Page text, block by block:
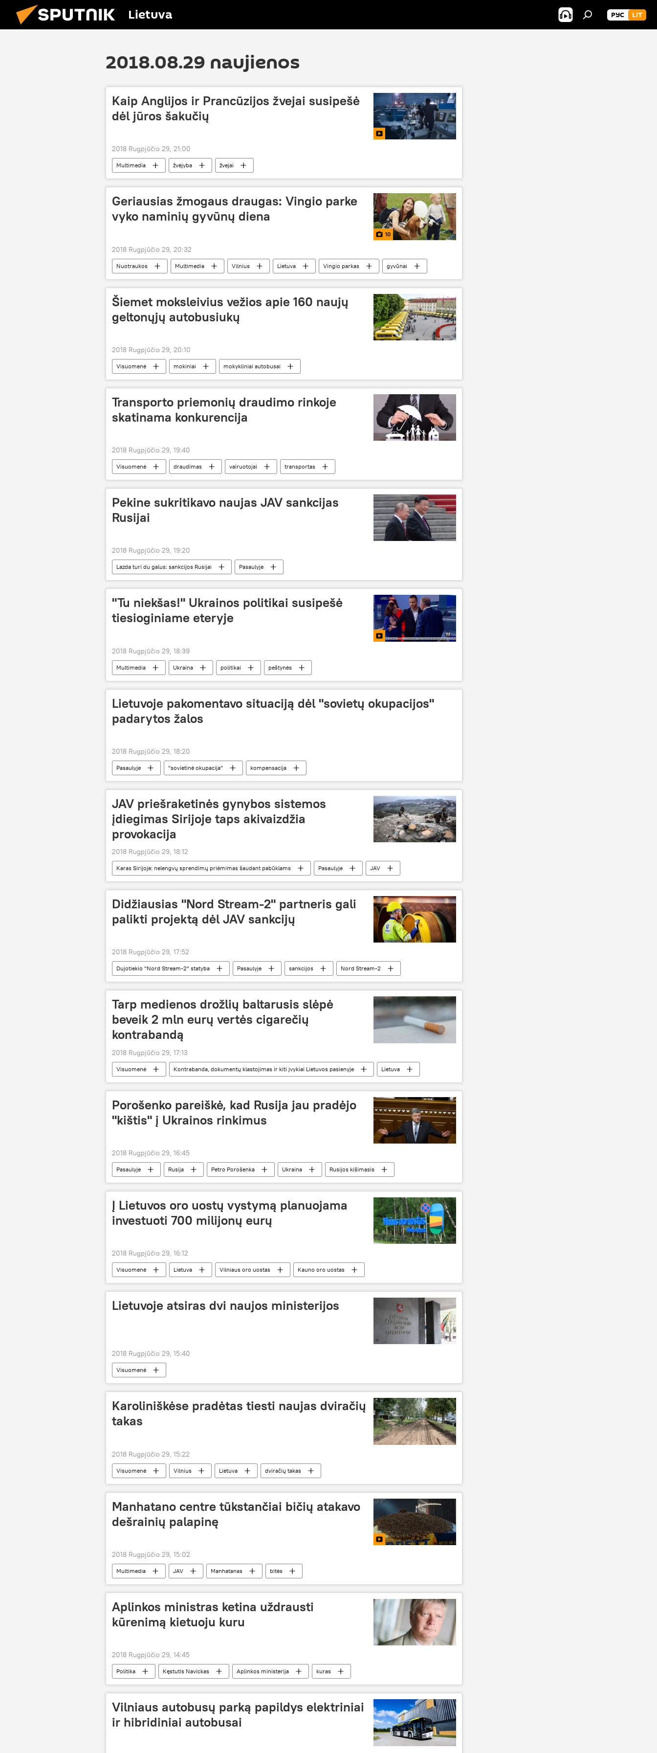
Lietuva РУС LIT
2018.08.29 naujienos
Kaip Anglijos ir Prancūzijos žvejai susipešė
dėl jūros šakučių
2018 Rugpjūčio 29, 21:00
Multimedia žvėjyba žvejai
Geriausias žmogaus draugas: Vingio parke
vyko naminių gyvūnų diena
10
2018 Rugpjūčio 29, 20:32
Nuotraukos Multimedia Vilnius Lietuva Vingio parkas
gyvūnai
augintiniai
Šiemet moksleivius vežios apie 160 naujų
geltonųjų autobusiukų
2018 Rugpjūčio 29, 20:10
Visuomenė mokiniai mokykliniai autobusai
Transporto priemonių draudimo rinkoje
skatinama konkurencija
2018 Rugpjūčio 29, 19:40
Visuomenė draudimas vairuotojai transportas
Pekine sukritikavo naujas JAV sankcijas
Rusijai
2018 Rugpjūčio 29, 19:20
Lazda turi du galus: sankcijos Rusijai Pasaulyje
"Tu niekšas!" Ukrainos politikai susipešė
tiesioginiame eteryje
2018 Rugpjūčio 29, 18:39
Multimedia Ukraina politikai peštynės
Lietuvoje pakomentavo situaciją dėl "sovietų okupacijos"
padarytos žalos
2018 Rugpjūčio 29, 18:20
Pasaulyje "sovietinė okupacija" kompensacija
JAV priešraketinės gynybos sistemos
įdiegimas Sirijoje taps akivaizdžia
provokacija
2018 Rugpjūčio 29, 18:12
Karas Sirijoje: nelengvų sprendimų priėmimas šaudant pabūklams Pasaulyje
JAV
Sirija
karas provokacija
Didžiausias "Nord Stream-2" partneris gali
palikti projektą dėl JAV sankcijų
2018 Rugpjūčio 29, 17:52
Dujotiekio "Nord Stream-2" statyba Pasaulyje sankcijos Nord Stream-2
Tarp medienos drožlių baltarusis slėpė
beveik 2 mln eurų vertės cigarečių
kontrabandą
2018 Rugpjūčio 29, 17:13
Visuomenė Kontrabanda, dokumentų klastojimas ir kiti įvykiai Lietuvos pasienyje
Lietuva
Lietuvos muitinė
baltarusis cigarečių kontrabanda
Porošenko pareiškė, kad Rusija jau pradėjo
"kištis" į Ukrainos rinkimus
2018 Rugpjūčio 29, 16:45
Pasaulyje Rusija Petro Porošenka Ukraina Rusijos kišimasis
Į Lietuvos oro uostų vystymą planuojama
investuoti 700 milijonų eurų
2018 Rugpjūčio 29, 16:12
Visuomenė Lietuva Vilniaus oro uostas
Kauno oro uostas
Palangos oro uostas
oro uostas
Lietuvoje atsiras dvi naujos ministerijos
2018 Rugpjūčio 29, 15:40
Visuomenė
Karoliniškėse pradėtas tiesti naujas dviračių
takas
2018 Rugpjūčio 29, 15:22
Visuomenė Vilnius Lietuva dviračių takas
Manhatano centre tūkstančiai bičių atakavo
dešrainių palapinę
2018 Rugpjūčio 29, 15:02
Multimedia JAV Manhatanas bitės
Aplinkos ministras ketina uždrausti
kūrenimą kietuoju kuru
2018 Rugpjūčio 29, 14:45
Politika Kęstutis Navickas Aplinkos ministerija kuras
Vilniaus autobusų parką papildys elektriniai
ir hibridiniai autobusai